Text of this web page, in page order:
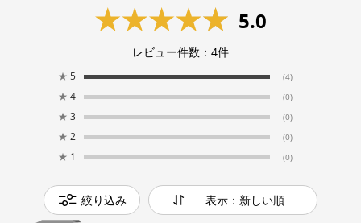
5.0
レビュー件数： 4件
★ 5 (4)
★ 4 (0)
★ 3 (0)
★ 2 (0)
★ 1 (0)
絞り込み 表示：新しい順